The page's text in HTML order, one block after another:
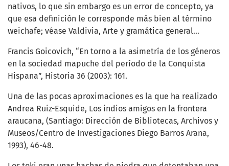
nativos, lo que sin embargo es un error de concepto, ya
que esa definición le corresponde más bien al término
weichafe; véase Valdivia, Arte y gramática general…
Francis Goicovich, “En torno a la asimetría de los géneros
en la sociedad mapuche del período de la Conquista
Hispana”, Historia 36 (2003): 161.
Una de las pocas aproximaciones es la que ha realizado
Andrea Ruiz-Esquide, Los indios amigos en la frontera
araucana, (Santiago: Dirección de Bibliotecas, Archivos y
Museos/Centro de Investigaciones Diego Barros Arana,
1993), 46-48.